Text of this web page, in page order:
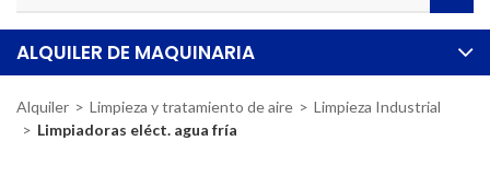
ALQUILER DE MAQUINARIA
Alquiler Limpieza y tratamiento de aire
Limpieza Industrial
Limpiadoras eléct. agua fría